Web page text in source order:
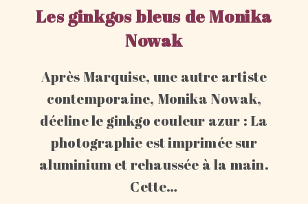
Les ginkgos bleus de Monika
Nowak
Après Marquise, une autre artiste
contemporaine, Monika Nowak,
décline le ginkgo couleur azur : La
photographie est imprimée sur
aluminium et rehaussée à la main.
Cette…